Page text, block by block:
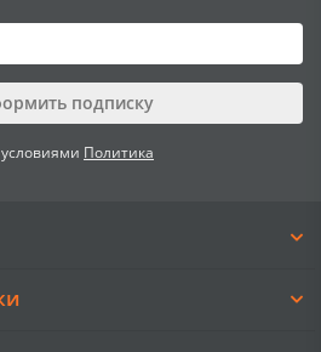
подписку
Политика